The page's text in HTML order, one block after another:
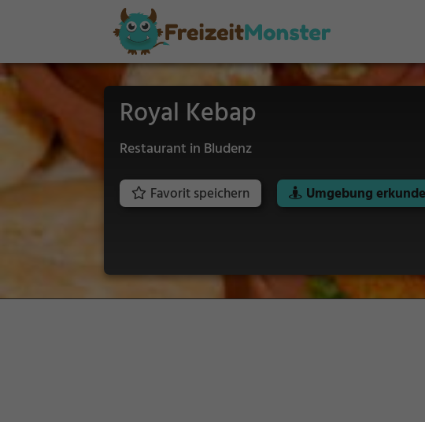
Royal Kebap
Restaurant in Bludenz
Favorit speichern Umgebung